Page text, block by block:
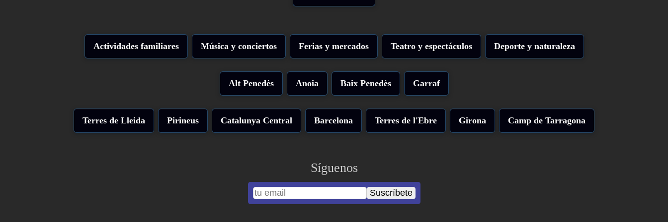
Actividades familiares Música y conciertos Ferias y mercados Teatro y espectáculos Deporte y naturaleza
Alt Penedès Anoia Baix Penedès Garraf
Terres de Lleida Pirineus Catalunya Central Barcelona Terres de l'Ebre Girona Camp de Tarragona
Síguenos
Suscríbete